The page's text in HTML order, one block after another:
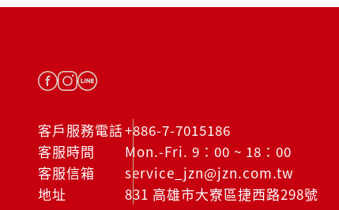
客戶服務電話+886-7-7015186
客服時間
Mon.-Fri. 9：00 ~ 18：00
客服信箱
service_jzn@jzn.com.tw
地址
831 高雄市大寮區捷西路298號